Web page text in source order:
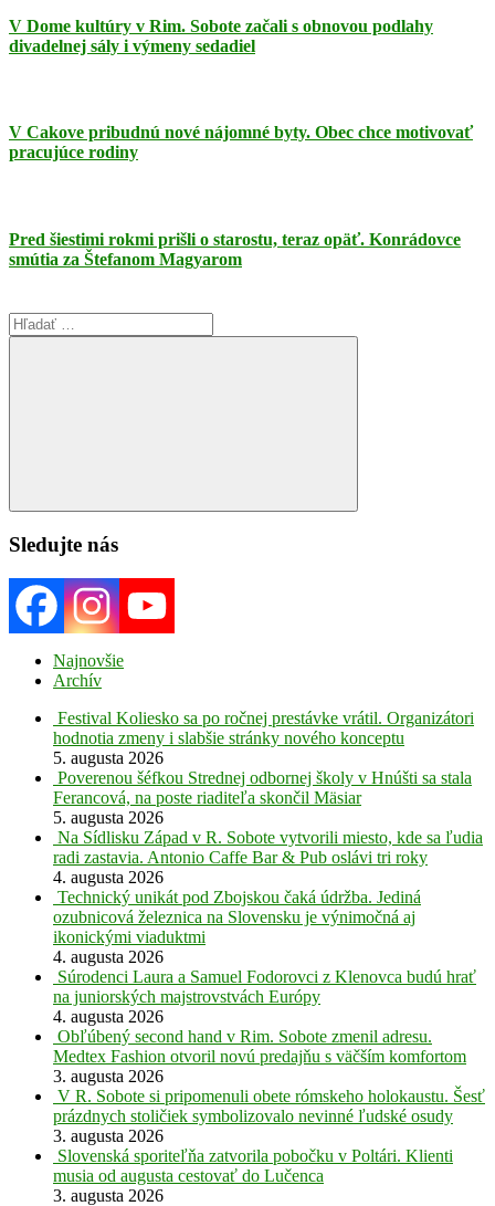
V Dome kultúry v Rim. Sobote začali s obnovou podlahy
divadelnej sály i výmeny sedadiel
V Cakove pribudnú nové nájomné byty. Obec chce motivovať
pracujúce rodiny
Pred šiestimi rokmi prišli o starostu, teraz opäť. Konrádovce
smútia za Štefanom Magyarom
Search
for:
Search
Sledujte nás
Najnovšie
Archív
Festival Koliesko sa po ročnej prestávke vrátil. Organizátori
hodnotia zmeny i slabšie stránky nového konceptu
5. augusta 2026
Poverenou šéfkou Strednej odbornej školy v Hnúšti sa stala
Ferancová, na poste riaditeľa skončil Mäsiar
5. augusta 2026
Na Sídlisku Západ v R. Sobote vytvorili miesto, kde sa ľudia
radi zastavia. Antonio Caffe Bar & Pub oslávi tri roky
4. augusta 2026
Technický unikát pod Zbojskou čaká údržba. Jediná
ozubnicová železnica na Slovensku je výnimočná aj
ikonickými viaduktmi
4. augusta 2026
Súrodenci Laura a Samuel Fodorovci z Klenovca budú hrať
na juniorských majstrovstvách Európy
4. augusta 2026
Obľúbený second hand v Rim. Sobote zmenil adresu.
Medtex Fashion otvoril novú predajňu s väčším komfortom
3. augusta 2026
V R. Sobote si pripomenuli obete rómskeho holokaustu. Šesť
prázdnych stoličiek symbolizovalo nevinné ľudské osudy
3. augusta 2026
Slovenská sporiteľňa zatvorila pobočku v Poltári. Klienti
musia od augusta cestovať do Lučenca
3. augusta 2026